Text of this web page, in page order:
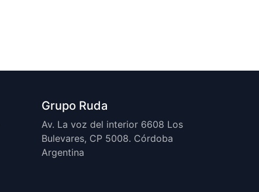
Grupo Ruda
Av. La voz del interior 6608 Los
Bulevares, CP 5008. Córdoba
Argentina